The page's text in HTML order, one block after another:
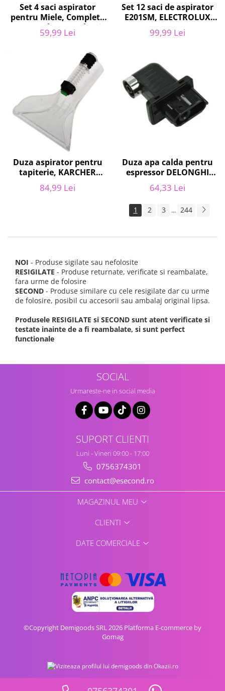
Set 4 saci aspirator
pentru Miele, Complete
C2, Complete C3, Classic
C1, S8, S5, S2, compatibil
59,99 Lei
Set 12 saci de aspirator
E201SM, ELECTROLUX
9001684811, CLASSIC
LONG PERFORMANCE
99,99 Lei
Duza aspirator pentru
tapiterie, KARCHER
9.012-278.0, SE4001,
SE4002, SE5100 si SE6100
84,99 Lei
Duza apa calda pentru
espressor DELONGHI
AS00006949, ECAM22
ECAM29 FEB29 ECAM3
64,33 Lei
1 2 3 ... 244
NOI - Produse sigilate sau nefolosite
RESIGILATE - Produse returnate, verificate si reambalate,
fara urme de folosire
SECOND - Produse similare cu cele resigilate dar cu urme
de folosire, posibil cu accesorii sau ambalaj original lipsa.
Produsele RESIGILATE si SECOND sunt atent verificate si
testate inainte de a fi reambalate, si sunt perfect
functionale
SOCIAL
Urmareste-ne in social media
SUPORT CLIENTI
Luni - Vineri 09:00 - 17:00
0756374301
contact@esecond.ro
MAGAZINUL MEU
CLIENTI
DATE COMERCIALE
©Copyright Demigoods SRL 2026 Platforma E-commerce by
Gomag